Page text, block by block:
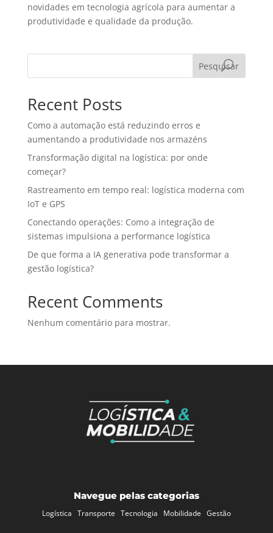
novidades em tecnologia agrícola para aumentar a
produtividade e qualidade da produção.
Pesquisar
Recent Posts
Como a automação está reduzindo erros e
aumentando a produtividade nos armazéns
Transformação digital na logística: por onde
começar?
Rastreamento em tempo real: logística moderna com
IoT e GPS
Conectando operações: Como a integração de
sistemas impulsiona a performance logística
De que forma a IA generativa pode transformar a
gestão logística?
Recent Comments
Nenhum comentário para mostrar.
Navegue pelas categorias
Logística Transporte Tecnologia Mobilidade Gestão